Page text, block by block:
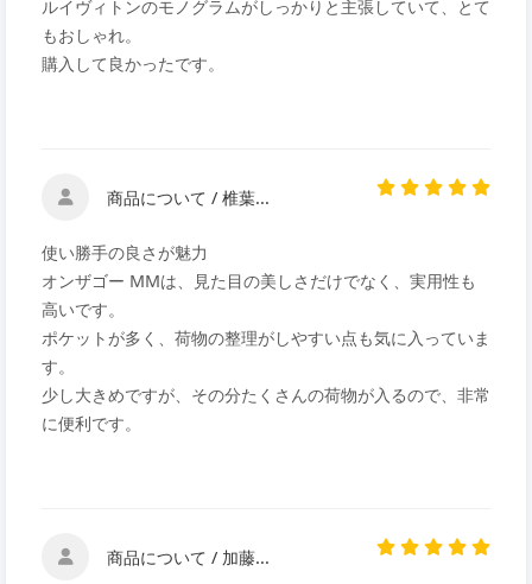
ルイヴィトンのモノグラムがしっかりと主張していて、とて
もおしゃれ。
購入して良かったです。
商品について / 椎葉...
使い勝手の良さが魅力
オンザゴー MMは、見た目の美しさだけでなく、実用性も
高いです。
ポケットが多く、荷物の整理がしやすい点も気に入っていま
す。
少し大きめですが、その分たくさんの荷物が入るので、非常
に便利です。
商品について / 加藤...